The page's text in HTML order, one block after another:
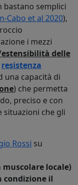
bastano semplici
Cabo et al 2020),
i mezzi
delle
resistenza
una capacità di
) che permetta
preciso e con
che gli
Rossi su
locale)
condizione il